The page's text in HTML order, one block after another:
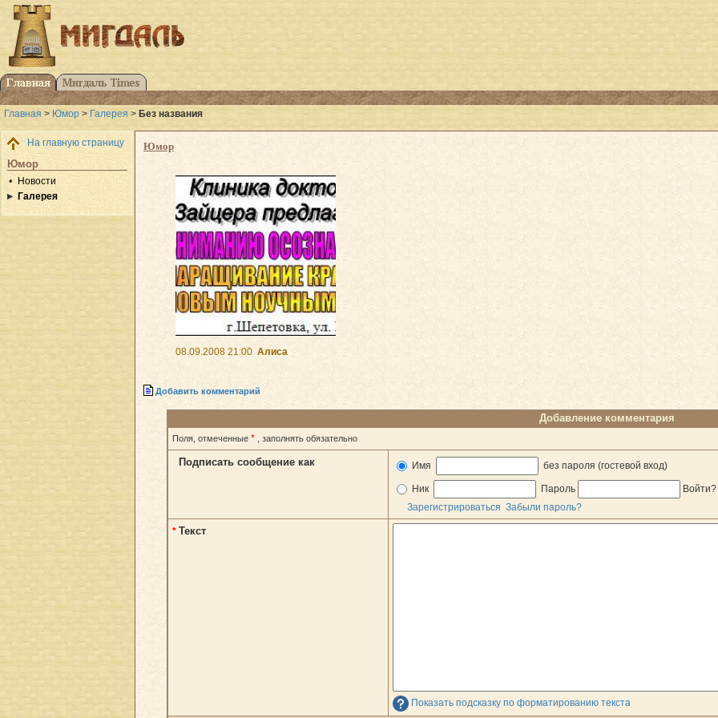
Главная > Юмор > Галерея > Без названия
На главную страницу
Юмор
Новости
Галерея
Юмор
08.09.2008 21:00 Алиса
Добавить комментарий
Добавление комментария
Поля, отмеченные * , заполнять обязательно
Подписать сообщение как Имя без пароля (гостевой вход)
Ник Пароль
Войти?
Зарегистрироваться Забыли пароль?
* Текст
Показать подсказку по форматированию текста